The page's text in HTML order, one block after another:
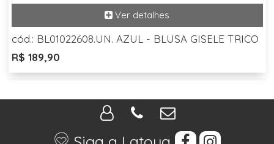
cód.: BL01022608.UN. AZUL - BLUSA GISELE TRICO
R$ 189,90